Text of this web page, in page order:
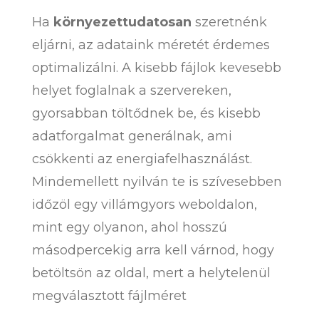
Ha környezettudatosan szeretnénk
eljárni, az adataink méretét érdemes
optimalizálni. A kisebb fájlok kevesebb
helyet foglalnak a szervereken,
gyorsabban töltődnek be, és kisebb
adatforgalmat generálnak, ami
csökkenti az energiafelhasználást.
Mindemellett nyilván te is szívesebben
időzöl egy villámgyors weboldalon,
mint egy olyanon, ahol hosszú
másodpercekig arra kell várnod, hogy
betöltsön az oldal, mert a helytelenül
megválasztott fájlméret